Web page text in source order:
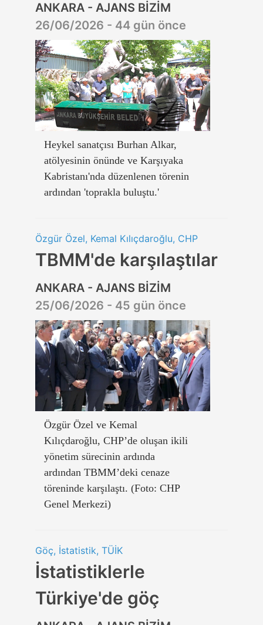
ANKARA - AJANS BİZİM
26/06/2026 - 44 gün önce
Heykel sanatçısı Burhan Alkar,
atölyesinin önünde ve Karşıyaka
Kabristanı'nda düzenlenen törenin
ardından 'toprakla buluştu.'
Özgür Özel, Kemal Kılıçdaroğlu, CHP
TBMM'de karşılaştılar
ANKARA - AJANS BİZİM
25/06/2026 - 45 gün önce
Özgür Özel ve Kemal
Kılıçdaroğlu, CHP’de oluşan ikili
yönetim sürecinin ardında
ardından TBMM’deki cenaze
töreninde karşılaştı. (Foto: CHP
Genel Merkezi)
Göç, İstatistik, TÜİK
İstatistiklerle
Türkiye'de göç